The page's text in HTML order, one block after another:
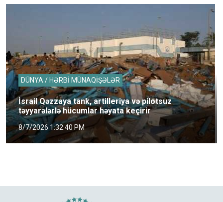
DÜNYA / HƏRBİ MÜNAQİŞƏLƏR
İsrail Qəzzaya tank, artilleriya və pilotsuz
təyyarələrlə hücumlar həyata keçirir
8/7/2026 1:32:40 PM